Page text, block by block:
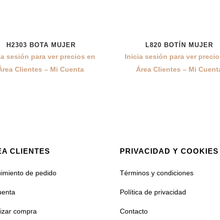
H2303 BOTA MUJER
sesión para ver precios en
Clientes – Mi Cuenta
L820 BOTÍN MUJER
Inicia sesión para ver
Área Clientes – Mi
CLIENTES
de pedido
compra
PRIVACIDAD Y COOKIES
Términos y condiciones
Política de privacidad
Contacto